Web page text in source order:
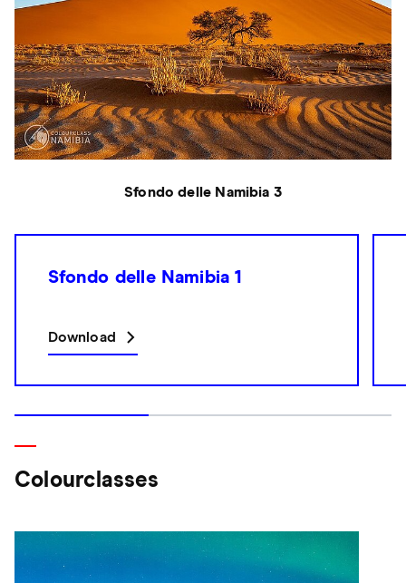
Sfondo delle Namibia 3
Sfondo delle Namibia 1
Download
Colourclasses